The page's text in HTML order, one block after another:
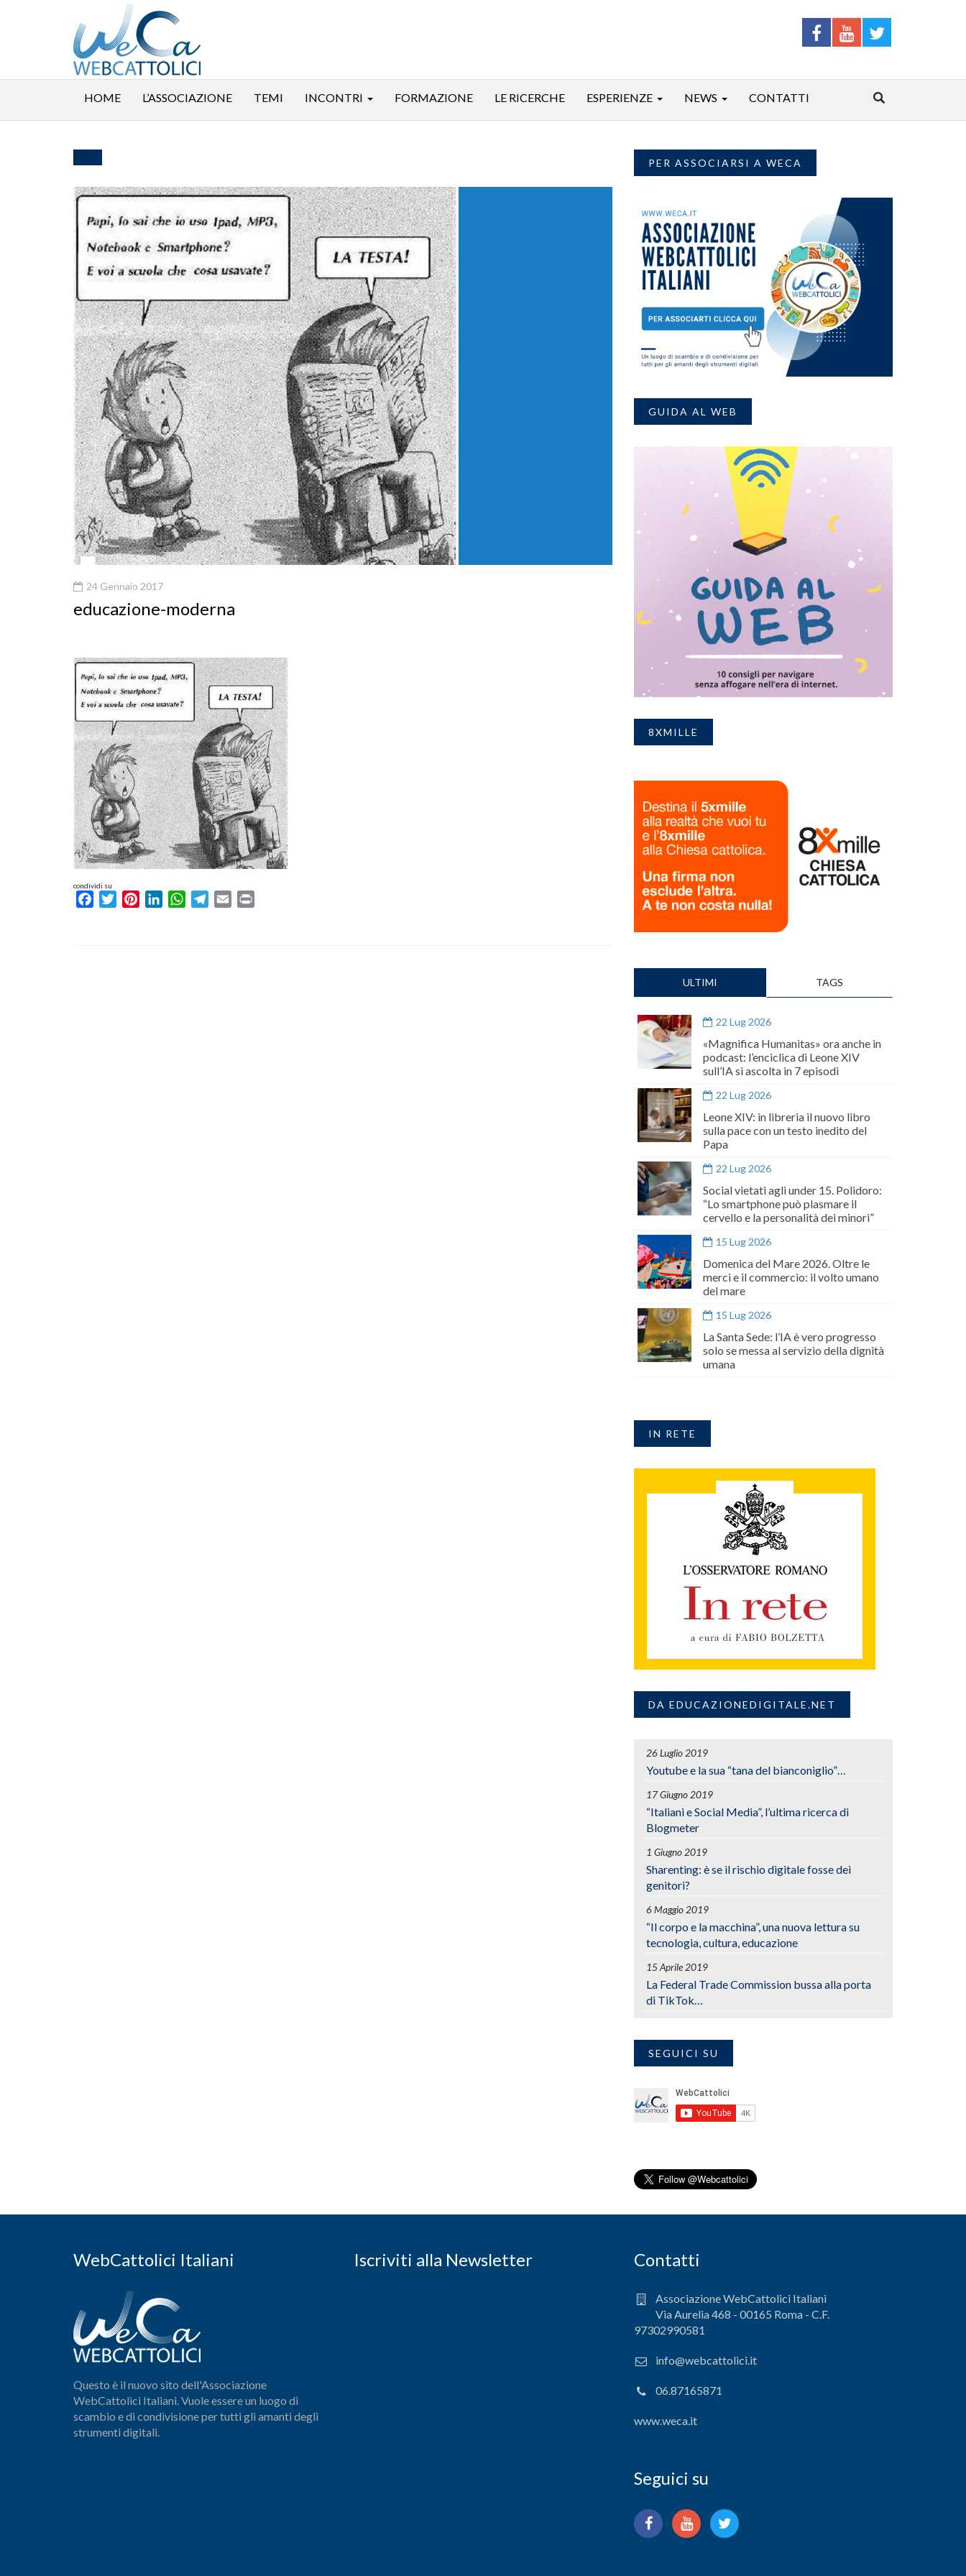
HOME L’ASSOCIAZIONE TEMI INCONTRI FORMAZIONE LE RICERCHE ESPERIENZE NEWS CONTATTI
24 Gennaio 2017
educazione-moderna
condividi su
FacebookTwitterPinterestLinkedInWhatsAppTelegram
Email
PER ASSOCIARSI A WECA
GUIDA AL WEB
8XMILLE
ULTIMI TAGS
22 Lug 2026
«Magnifica Humanitas» ora anche in
podcast: l’enciclica di Leone XIV
sull’IA si ascolta in 7 episodi
22 Lug 2026
Leone XIV: in libreria il nuovo libro
sulla pace con un testo inedito del
Papa
22 Lug 2026
Social vietati agli under 15. Polidoro:
“Lo smartphone può plasmare il
cervello e la personalità dei minori”
15 Lug 2026
Domenica del Mare 2026. Oltre le
merci e il commercio: il volto umano
del mare
15 Lug 2026
La Santa Sede: l’IA è vero progresso
solo se messa al servizio della dignità
umana
IN RETE
DA EDUCAZIONEDIGITALE.NET
26 Luglio 2019
Youtube e la sua “tana del bianconiglio”…
17 Giugno 2019
“Italiani e Social Media”, l’ultima ricerca di
Blogmeter
1 Giugno 2019
Sharenting: è se il rischio digitale fosse dei
genitori?
6 Maggio 2019
“Il corpo e la macchina”, una nuova lettura su
tecnologia, cultura, educazione
15 Aprile 2019
La Federal Trade Commission bussa alla porta
di TikTok…
SEGUICI SU
WebCattolici Italiani
Questo è il nuovo sito dell'Associazione
WebCattolici Italiani. Vuole essere un luogo di
scambio e di condivisione per tutti gli amanti degli
strumenti digitali.
Iscriviti alla Newsletter Contatti
Associazione WebCattolici Italiani
Via Aurelia 468 - 00165 Roma - C.F.
97302990581
info@webcattolici.it
06.87165871
www.weca.it
Seguici su